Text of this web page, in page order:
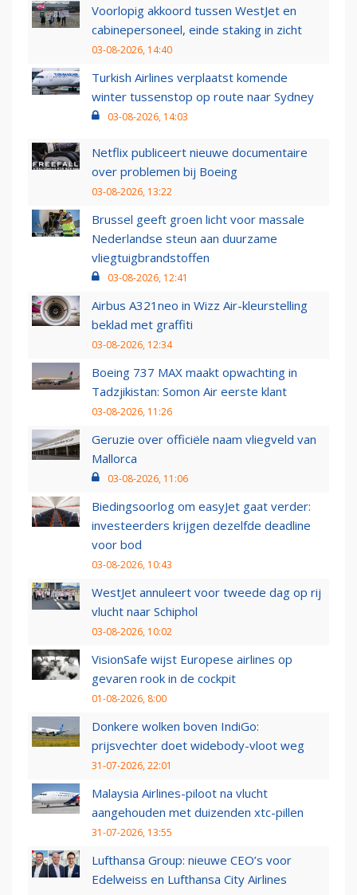
Voorlopig akkoord tussen WestJet en
cabinepersoneel, einde staking in zicht
03-08-2026, 14:40
Turkish Airlines verplaatst komende
winter tussenstop op route naar Sydney
03-08-2026, 14:03
Netflix publiceert nieuwe documentaire
over problemen bij Boeing
03-08-2026, 13:22
Brussel geeft groen licht voor massale
Nederlandse steun aan duurzame
vliegtuigbrandstoffen
03-08-2026, 12:41
Airbus A321neo in Wizz Air-kleurstelling
beklad met graffiti
03-08-2026, 12:34
Boeing 737 MAX maakt opwachting in
Tadzjikistan: Somon Air eerste klant
03-08-2026, 11:26
Geruzie over officiële naam vliegveld van
Mallorca
03-08-2026, 11:06
Biedingsoorlog om easyJet gaat verder:
investeerders krijgen dezelfde deadline
voor bod
03-08-2026, 10:43
WestJet annuleert voor tweede dag op rij
vlucht naar Schiphol
03-08-2026, 10:02
VisionSafe wijst Europese airlines op
gevaren rook in de cockpit
01-08-2026, 8:00
Donkere wolken boven IndiGo:
prijsvechter doet widebody-vloot weg
31-07-2026, 22:01
Malaysia Airlines-piloot na vlucht
aangehouden met duizenden xtc-pillen
31-07-2026, 13:55
Lufthansa Group: nieuwe CEO’s voor
Edelweiss en Lufthansa City Airlines